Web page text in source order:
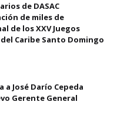
de DASAC
de miles de
de los XXV Juegos
Caribe Santo Domingo
a José Darío Cepeda
Gerente General